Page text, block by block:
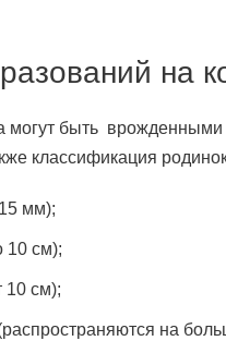
на
могут быть
классификация
мм);
10 см);
10 см);
на